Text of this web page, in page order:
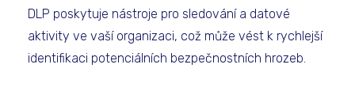
DLP poskytuje nástroje pro sledování a datové
aktivity ve vaší organizaci, což může vést k rychlejší
identifikaci potenciálních bezpečnostních hrozeb.